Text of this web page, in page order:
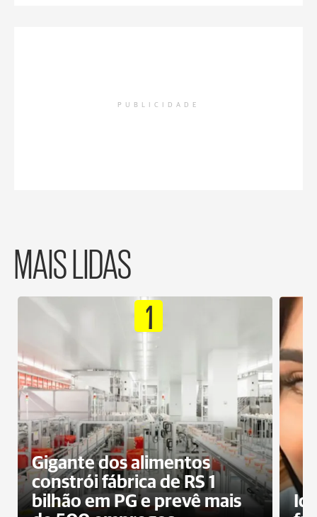
PUBLICIDADE
MAIS LIDAS
1
Gigante dos alimentos
constrói fábrica de RS 1
bilhão em PG e prevê mais